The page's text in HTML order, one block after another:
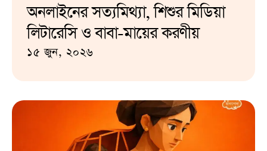
অনলাইনের সত্যমিথ্যা, শিশুর মিডিয়া
লিটারেসি ও বাবা-মায়ের করণীয়
১৫ জুন, ২০২৬